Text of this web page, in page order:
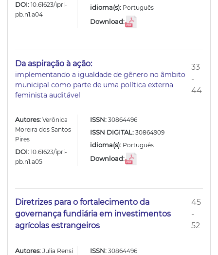
DOI: 10.61623/ipri-
pb.n1.a04
idioma(s): Português
Download:
Da aspiração à ação:
implementando a igualdade de gênero no âmbito
municipal como parte de uma política externa
feminista auditável
33
-
44
Autores: Verônica
Moreira dos Santos
Pires
DOI: 10.61623/ipri-
pb.n1.a05
ISSN:30864496
ISSN DIGITAL:30864909
idioma(s): Português
Download:
Diretrizes para o fortalecimento da
governança fundiária em investimentos
agrícolas estrangeiros
45
-
52
Autores: Julia Rensi ISSN:30864496